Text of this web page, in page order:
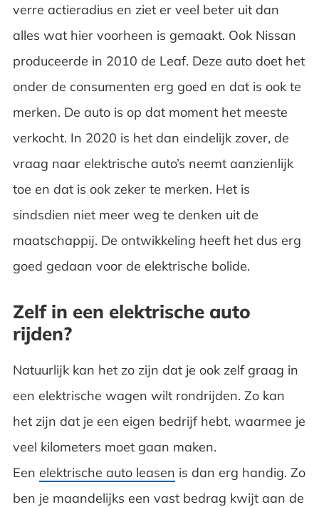
verre actieradius en ziet er veel beter uit dan
alles wat hier voorheen is gemaakt. Ook Nissan
produceerde in 2010 de Leaf. Deze auto doet het
onder de consumenten erg goed en dat is ook te
merken. De auto is op dat moment het meeste
verkocht. In 2020 is het dan eindelijk zover, de
vraag naar elektrische auto’s neemt aanzienlijk
toe en dat is ook zeker te merken. Het is
sindsdien niet meer weg te denken uit de
maatschappij. De ontwikkeling heeft het dus erg
goed gedaan voor de elektrische bolide.
Zelf in een elektrische auto
rijden?
Natuurlijk kan het zo zijn dat je ook zelf graag in
een elektrische wagen wilt rondrijden. Zo kan
het zijn dat je een eigen bedrijf hebt, waarmee je
veel kilometers moet gaan maken.
Een elektrische auto leasen is dan erg handig. Zo
ben je maandelijks een vast bedrag kwijt aan de